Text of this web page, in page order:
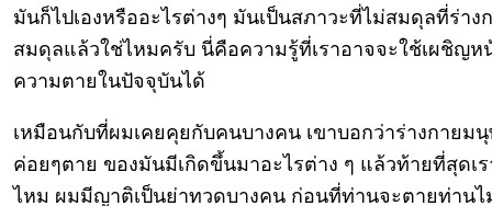
มันก็ไปเองหรืออะไรต่างๆ มันเป็นสภาวะที่ไม่สมดุลที่ร่าง
สมดุลแล้วใช่ไหมครับ นี่คือความรู้ที่เราอาจจะใช้เผชิญห
ความตายในปัจจุบันได้
เหมือนกับที่ผมเคยคุยกับคนบางคน เขาบอกว่าร่างกายม
ค่อยๆตาย ของมันมีเกิดขึ้นมาอะไรต่าง ๆ แล้วท้ายที่สุดเร
ไหม ผมมีญาติเป็นย่าทวดบางคน ก่อนที่ท่านจะตายท่านไ